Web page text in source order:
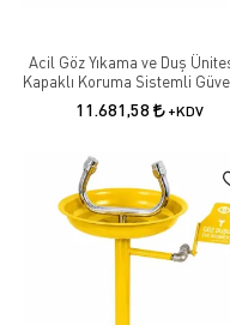
Acil Göz Yıkama ve Duş
Kapaklı Koruma Sistemli
Duşu
11.681,58 +KDV